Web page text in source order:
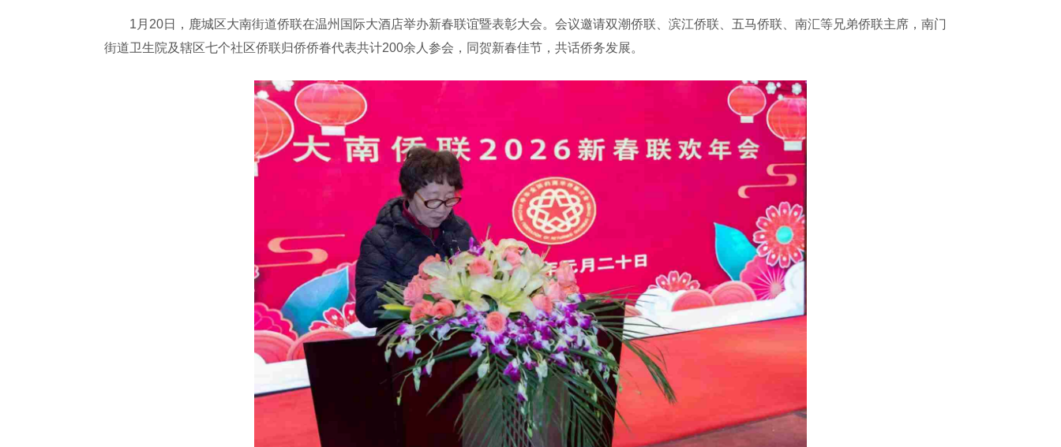
1月20日，鹿城区大南街道侨联在温州国际大酒店举办新春联谊暨表彰大会。会议邀请双潮侨联、滨江侨联、五马侨联、南汇等兄弟侨联主席，南门
街道卫生院及辖区七个社区侨联归侨侨眷代表共计200余人参会，同贺新春佳节，共话侨务发展。